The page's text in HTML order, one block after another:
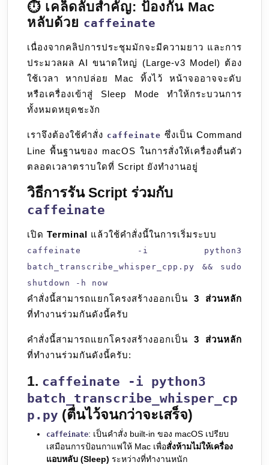
⏱️ เคล็ดลับสำคัญ: ป้องกัน Mac
หลับด้วย caffeinate
เนื่องจากคลิปการประชุมมักจะมีความยาว และการ
ประมวลผล AI ขนาดใหญ่ (Large-v3 Model) ต้อง
ใช้เวลา หากปล่อย Mac ทิ้งไว้ หน้าจออาจจะดับ
หรือเครื่องเข้าสู่ Sleep Mode ทำให้กระบวนการ
ทั้งหมดหยุดชะงัก
เราจึงต้องใช้คำสั่ง caffeinate ซึ่งเป็น Command
Line พื้นฐานของ macOS ในการสั่งให้เครื่องตื่นตัว
ตลอดเวลาตราบใดที่ Script ยังทำงานอยู่
วิธีการรัน Script ร่วมกับ
caffeinate
เปิด Terminal แล้วใช้คำสั่งนี้ในการเริ่มระบบ
caffeinate -i python3
batch_transcribe_whisper_cpp.py && sudo
shutdown -h now
คำสั่งนี้สามารถแยกโครงสร้างออกเป็น 3 ส่วนหลัก
ที่ทำงานร่วมกันดังนี้ครับ
คำสั่งนี้สามารถแยกโครงสร้างออกเป็น 3 ส่วนหลัก
ที่ทำงานร่วมกันดังนี้ครับ:
1. caffeinate -i python3
batch_transcribe_whisper_cp
p.py (ตื่นไว้จนกว่าจะเสร็จ)
caffeinate: เป็นคำสั่ง built-in ของ macOS เปรียบ
เสมือนการป้อนกาแฟให้ Mac เพื่อสั่งห้ามไม่ให้เครื่อง
แอบหลับ (Sleep) ระหว่างที่ทำงานหนัก